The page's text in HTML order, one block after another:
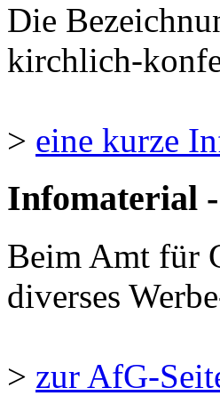
Die
kirchlich-
> eine kurze
Infomaterial
Beim Amt für
diverses
> zur AfG-